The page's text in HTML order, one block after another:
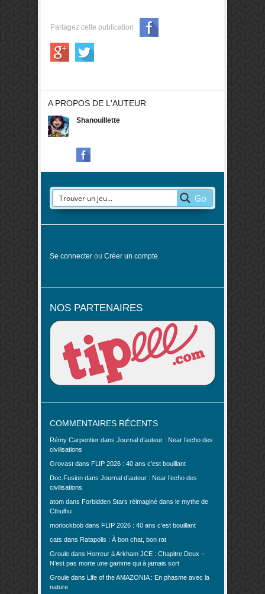
Partagez cette publication
A PROPOS DE L'AUTEUR
Shanouillette
Go
Se connecter ou Créer un compte
NOS PARTENAIRES
COMMENTAIRES RÉCENTS
Rémy Carpentier dans Journal d’auteur : Near l’echo des
civilisations
Grovast dans FLIP 2026 : 40 ans c’est bouillant
Doc.Fusion dans Journal d’auteur : Near l’echo des
civilisations
atom dans Forbidden Stars réimaginé dans le mythe de
Cthulhu
morlockbob dans FLIP 2026 : 40 ans c’est bouillant
cats dans Ratapolis : À bon chat, bon rat
Groule dans Horreur à Arkham JCE : Chapitre Deux –
N’est pas morte une gamme qui à jamais sort
Groule dans Life of the AMAZONIA : En phasme avec la
nature